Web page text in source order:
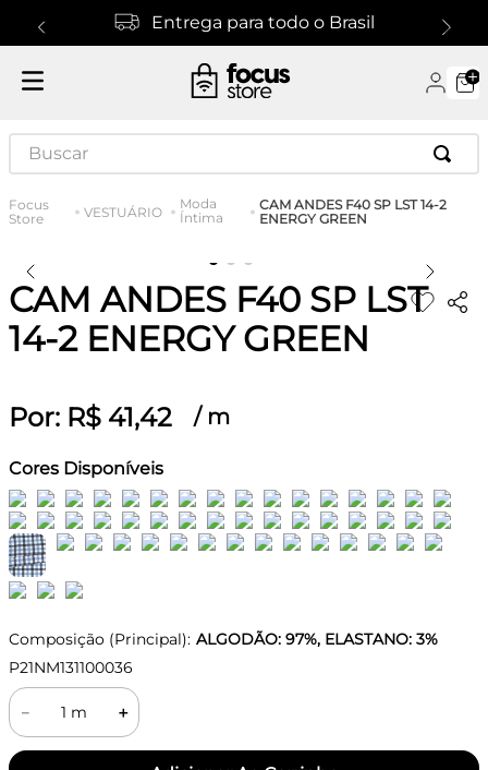
Entrega para todo o Brasil
Buscar
VESTUÁRIO
Moda
Íntima
CAM ANDES F40 SP LST 14-2
ENERGY GREEN
CAM ANDES F40 SP LST
14-2 ENERGY GREEN
Por: R$ 41,42 / m
Cores Disponíveis
Composição (Principal): ALGODÃO: 97%, ELASTANO: 3%
P21NM131100036
＋
－